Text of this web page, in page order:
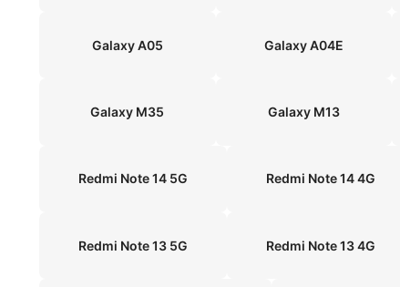
Galaxy A05 Galaxy A04E
Galaxy M35 Galaxy M13
Redmi Note 14 5G Redmi Note 14 4G
Redmi Note 13 5G Redmi Note 13 4G